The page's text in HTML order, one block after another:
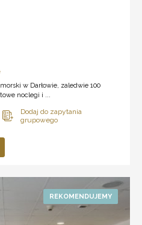
w Darłowie, zaledwie 100
noclegi i ...